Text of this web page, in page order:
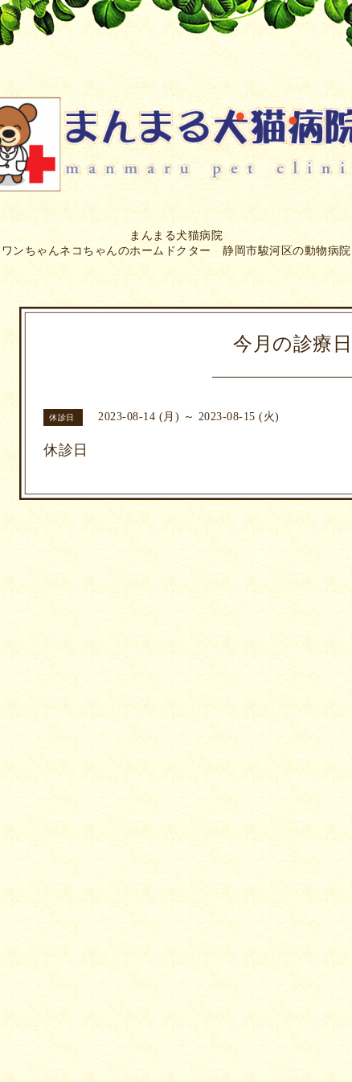
まんまる犬猫病院
ワンちゃんネコちゃんのホームドクター 静岡市駿河区の動物病院
今月の診療日
休診日 2023-08-14 (月) ～ 2023-08-15 (火)
休診日